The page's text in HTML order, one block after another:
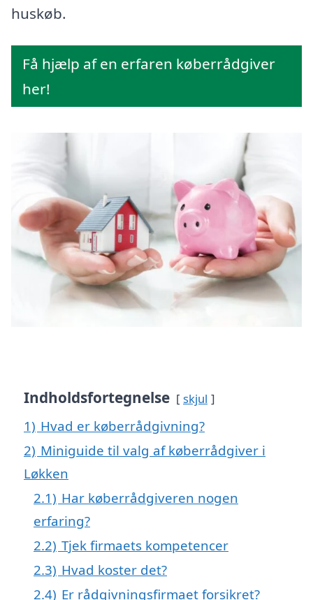
huskøb.
Få hjælp af en erfaren køberrådgiver
her!
Indholdsfortegnelse skjul
1) Hvad er køberrådgivning?
2) Miniguide til valg af køberrådgiver i
Løkken
2.1) Har køberrådgiveren nogen
erfaring?
2.2) Tjek firmaets kompetencer
2.3) Hvad koster det?
2.4) Er rådgivningsfirmaet forsikret?